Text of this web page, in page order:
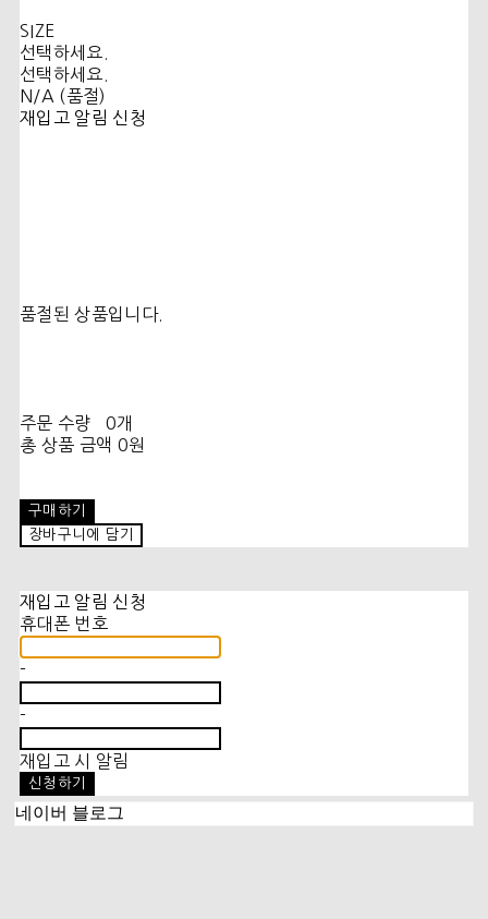
SIZE
선택하세요.
선택하세요.
N/A (품절)
재입고 알림 신청
품절된 상품입니다.
주문 수량
0개
총 상품 금액 0원
구매하기
장바구니에 담기
재입고 알림 신청
휴대폰 번호
-
-
재입고 시 알림
신청하기
네이버 블로그